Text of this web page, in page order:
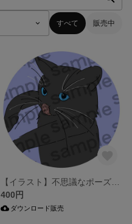
すべて 販売中
400円
ダウンロード販売